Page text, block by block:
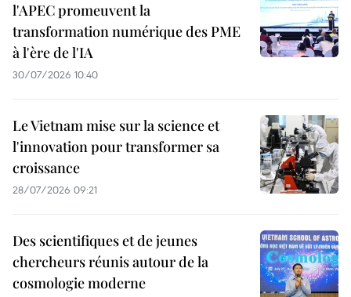
l'APEC promeuvent la
transformation numérique des PME
à l'ère de l'IA
30/07/2026 10:40
Le Vietnam mise sur la science et
l'innovation pour transformer sa
croissance
28/07/2026 09:21
Des scientifiques et de jeunes
chercheurs réunis autour de la
cosmologie moderne